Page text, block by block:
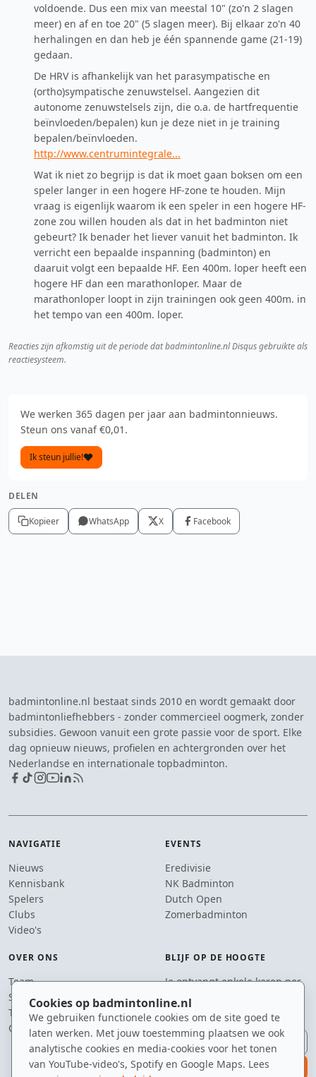
Cookies op badmintonline.nl
We gebruiken functionele cookies om de site goed te
laten werken. Met jouw toestemming plaatsen we ook
analytische cookies en media-cookies voor het tonen
van YouTube-video's, Spotify en Google Maps. Lees
voldoende. Dus een mix van meestal 10" (zo'n 2 slagen
meer) en af en toe 20" (5 slagen meer). Bij elkaar zo'n 40
herhalingen en dan heb je één spannende game (21-19)
gedaan.
De HRV is afhankelijk van het parasympatische en
(ortho)sympatische zenuwstelsel. Aangezien dit
autonome zenuwstelsels zijn, die o.a. de hartfrequentie
beïnvloeden/bepalen) kun je deze niet in je training
bepalen/beïnvloeden.
http://www.centrumintegrale...
Wat ik niet zo begrijp is dat ik moet gaan boksen om een
speler langer in een hogere HF-zone te houden. Mijn
vraag is eigenlijk waarom ik een speler in een hogere HF-
zone zou willen houden als dat in het badminton niet
gebeurt? Ik benader het liever vanuit het badminton. Ik
verricht een bepaalde inspanning (badminton) en
daaruit volgt een bepaalde HF. Een 400m. loper heeft een
hogere HF dan een marathonloper. Maar de
marathonloper loopt in zijn trainingen ook geen 400m. in
het tempo van een 400m. loper.
Reacties zijn afkomstig uit de periode dat badmintonline.nl Disqus gebruikte als
reactiesysteem.
We werken 365 dagen per jaar aan badmintonnieuws.
Steun ons vanaf €0,01.
Ik steun jullie!
DELEN
Kopieer WhatsApp X Facebook
badmintonline.nl bestaat sinds 2010 en wordt gemaakt door
badmintonliefhebbers - zonder commercieel oogmerk, zonder
subsidies. Gewoon vanuit een grote passie voor de sport. Elke
dag opnieuw nieuws, profielen en achtergronden over het
Nederlandse en internationale topbadminton.
NAVIGATIE
Nieuws
Kennisbank
Spelers
Clubs
Video's
EVENTS
Eredivisie
NK Badminton
Dutch Open
Zomerbadminton
OVER ONS
Team
Supporters
Tip de redactie
Contact
BLIJF OP DE HOOGTE
Je ontvangt enkele keren per
jaar een e-mail met het
laatste badmintonnieuws.
E-mailadres
aanmelden